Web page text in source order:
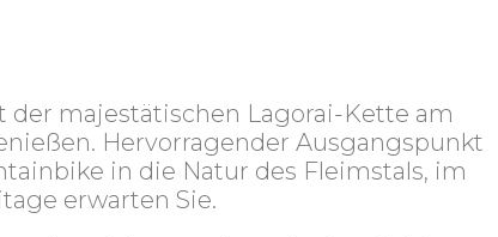
der majestätischen Lagorai-Kette am
Hervorragender Ausgangspunkt
in die Natur des Fleimstals, im
erwarten Sie.